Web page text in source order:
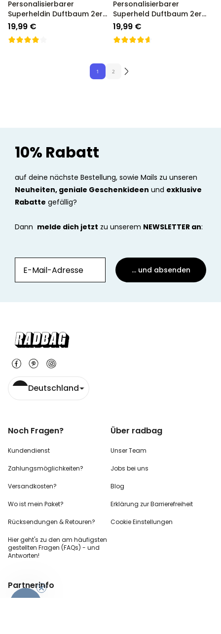
Personalisierbarer
Superheldin Duftbaum 2er
Set mit Gesicht
19,99 €
Personalisierbarer
Superheld Duftbaum 2er
Set mit Gesicht
19,99 €
1 2
10% Rabatt
auf deine nächste Bestellung, sowie Mails zu unseren
Neuheiten, geniale Geschenkideen und exklusive
Rabatte gefällig?
Dann melde dich jetzt zu unserem NEWSLETTER an:
... und absenden
Deutschland
Noch Fragen?
Kundendienst
Zahlungsmöglichkeiten?
Versandkosten?
Wo ist mein Paket?
Rücksendungen & Retouren?
Hier geht's zu den am häufigsten
gestellten Fragen (FAQs) - und
Antworten!
Über radbag
Unser Team
Jobs bei uns
Blog
Erklärung zur Barrierefreiheit
Cookie Einstellungen
Partnerinfo